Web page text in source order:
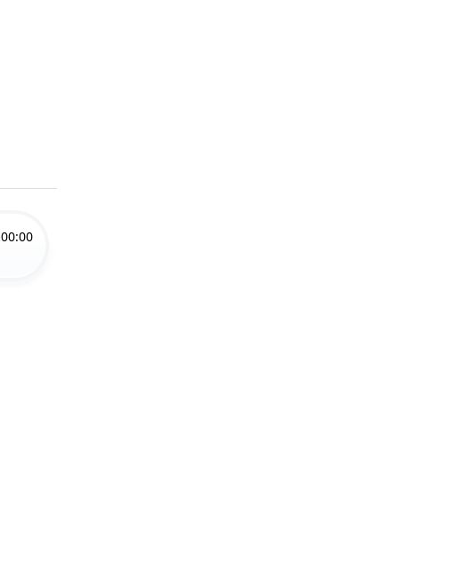
00:00